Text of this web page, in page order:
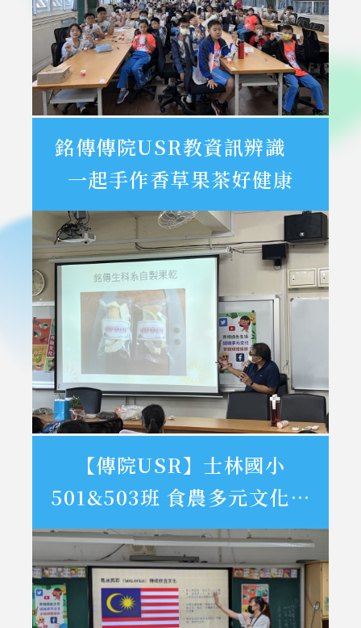
銘傳傳院USR教資訊辨識
一起手作香草果茶好健康
【傳院USR】士林國小
501&503班 食農多元文化教
育與媒體素養活動紀錄